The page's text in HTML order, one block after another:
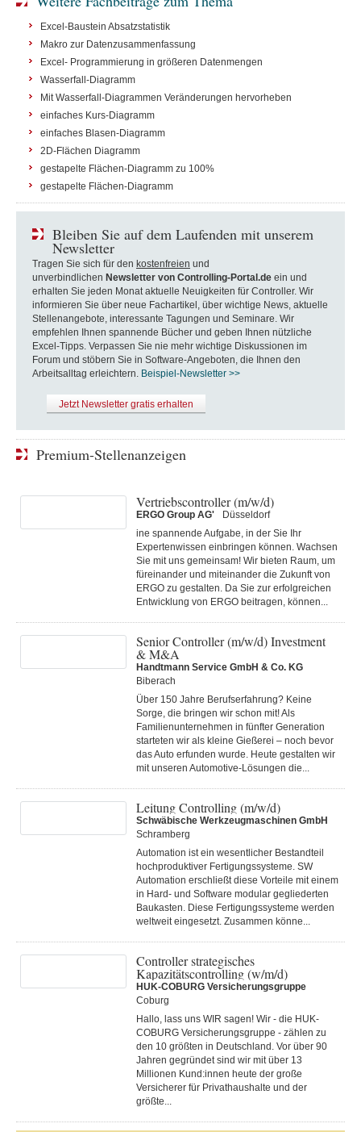
Excel-Baustein Absatzstatistik
Makro zur Datenzusammenfassung
Excel- Programmierung in größeren Datenmengen
Wasserfall-Diagramm
Mit Wasserfall-Diagrammen Veränderungen hervorheben
einfaches Kurs-Diagramm
einfaches Blasen-Diagramm
2D-Flächen Diagramm
gestapelte Flächen-Diagramm zu 100%
gestapelte Flächen-Diagramm
Bleiben Sie auf dem Laufenden mit unserem
Newsletter
Tragen Sie sich für den kostenfreien und
unverbindlichen Newsletter von Controlling-Portal.de ein und
erhalten Sie jeden Monat aktuelle Neuigkeiten für Controller. Wir
informieren Sie über neue Fachartikel, über wichtige News, aktuelle
Stellenangebote, interessante Tagungen und Seminare. Wir
empfehlen Ihnen spannende Bücher und geben Ihnen nützliche
Excel-Tipps. Verpassen Sie nie mehr wichtige Diskussionen im
Forum und stöbern Sie in Software-Angeboten, die Ihnen den
Arbeitsalltag erleichtern. Beispiel-Newsletter >>
Jetzt Newsletter gratis erhalten
Premium-Stellenanzeigen
Vertriebscontroller (m/w/d)
ERGO Group AG'
Düsseldorf
ine spannende Aufgabe, in der Sie Ihr
Expertenwissen einbringen können. Wachsen
Sie mit uns gemeinsam! Wir bieten Raum, um
füreinander und miteinander die Zukunft von
ERGO zu gestalten. Da Sie zur erfolgreichen
Entwicklung von ERGO beitragen, können...
Senior Controller (m/w/d) Investment
& M&A
Handtmann Service GmbH & Co. KG
Biberach
Über 150 Jahre Berufserfahrung? Keine
Sorge, die bringen wir schon mit! Als
Familienunternehmen in fünfter Generation
starteten wir als kleine Gießerei – noch bevor
das Auto erfunden wurde. Heute gestalten wir
mit unseren Automotive-Lösungen die...
Leitung Controlling (m/w/d)
Schwäbische Werkzeugmaschinen GmbH
Schramberg
Automation ist ein wesentlicher Bestandteil
hochproduktiver Fertigungssysteme. SW
Automation erschließt diese Vorteile mit einem
in Hard- und Software modular gegliederten
Baukasten. Diese Fertigungs­systeme werden
weltweit eingesetzt. Zusammen könne...
Controller strategisches
Kapazitätscontrolling (w/m/d)
HUK-COBURG Versicherungsgruppe
Coburg
Hallo, lass uns WIR sagen! Wir - die HUK-
COBURG Versicherungsgruppe - zählen zu
den 10 größten in Deutschland. Vor über 90
Jahren gegründet sind wir mit über 13
Millionen Kund:innen heute der große
Versicherer für Privathaushalte und der
größte...